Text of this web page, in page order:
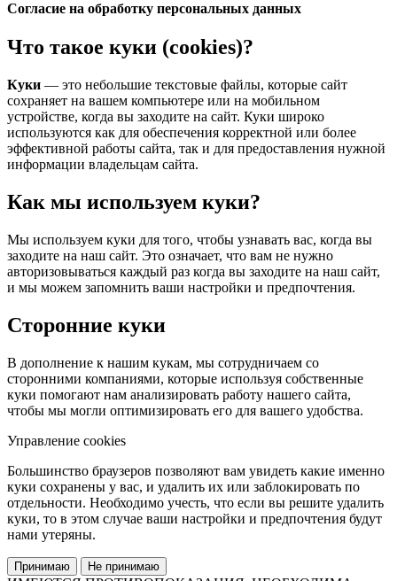
Согласие на обработку персональных данных
Что такое куки (cookies)?
Куки — это небольшие текстовые файлы, которые сайт
сохраняет на вашем компьютере или на мобильном
устройстве, когда вы заходите на сайт. Куки широко
используются как для обеспечения корректной или более
эффективной работы сайта, так и для предоставления нужной
информации владельцам сайта.
Как мы используем куки?
Мы используем куки для того, чтобы узнавать вас, когда вы
заходите на наш сайт. Это означает, что вам не нужно
авторизовываться каждый раз когда вы заходите на наш сайт,
и мы можем запомнить ваши настройки и предпочтения.
Сторонние куки
В дополнение к нашим кукам, мы сотрудничаем со
сторонними компаниями, которые используя собственные
куки помогают нам анализировать работу нашего сайта,
чтобы мы могли оптимизировать его для вашего удобства.
Управление cookies
Большинство браузеров позволяют вам увидеть какие именно
куки сохранены у вас, и удалить их или заблокировать по
отдельности. Необходимо учесть, что если вы решите удалить
куки, то в этом случае ваши настройки и предпочтения будут
нами утеряны.
Принимаю Не принимаю